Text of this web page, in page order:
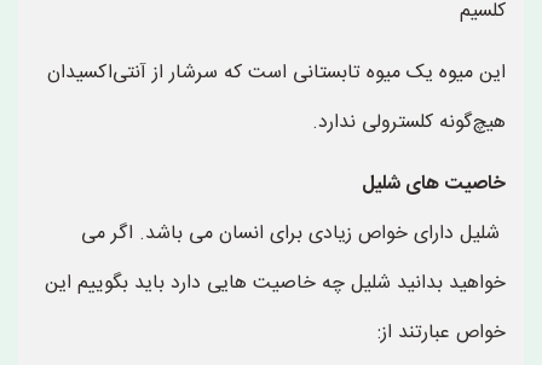
کلسیم
این میوه یک میوه تابستانی است که سرشار از آنتی‌اکسیدان‌
هیچ‌گونه کلسترولی ندارد.
خاصیت های شلیل
شلیل دارای خواص زیادی برای انسان می باشد. اگر می
خواهید بدانید شلیل چه خاصیت هایی دارد باید بگوییم این
خواص عبارتند از: